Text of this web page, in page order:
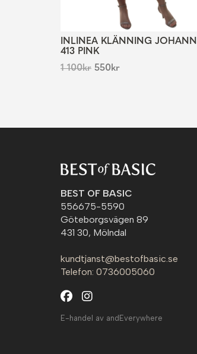
INLINEA KLÄNNING JOHANN
413 PINK
1 100kr 550kr
BEST OF BASIC
556675-5590
Göteborgsvägen 89
431 30, Mölndal
kundtjanst@bestofbasic.se
Telefon: 0736005060
E-handel av andEverywhere